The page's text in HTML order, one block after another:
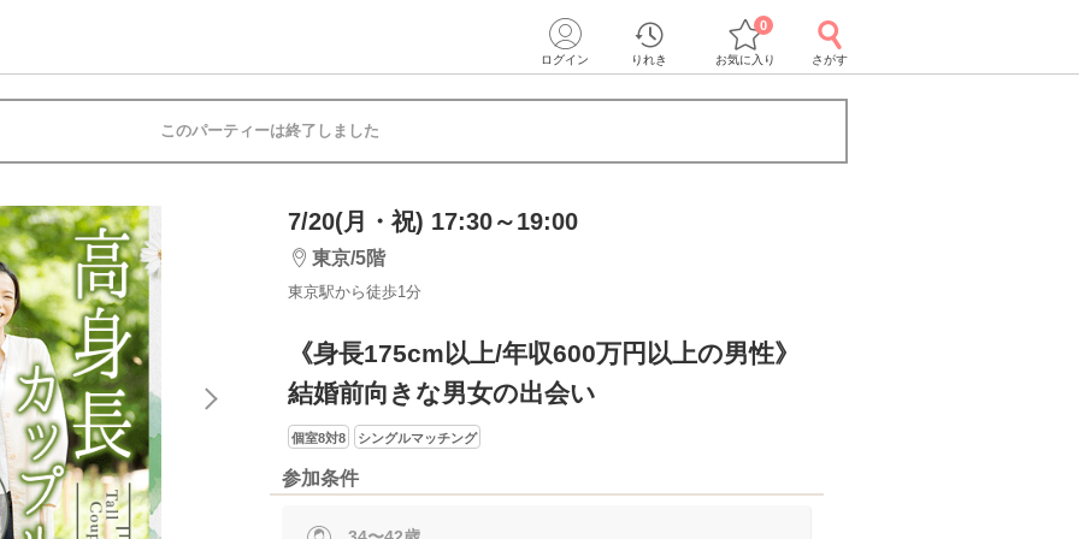
ログイン りれき お気に入り
0
さがす
このパーティーは終了しました
7/20(月・祝) 17:30～19:00
東京/5階
東京駅から徒歩1分
《身長175cm以上/年収600万円以上の男性》
結婚前向きな男女の出会い
個室8対8 シングルマッチング
参加条件